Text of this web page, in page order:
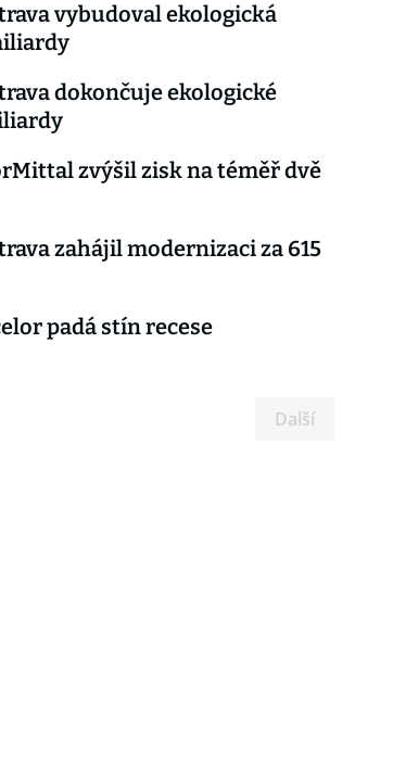
vybudoval ekologická
dokončuje ekologické
zvýšil zisk na téměř dvě
zahájil modernizaci za 615
padá stín recese
Další